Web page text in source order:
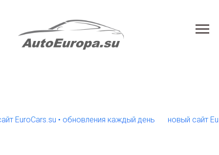
• обновления каждый день новый сайт